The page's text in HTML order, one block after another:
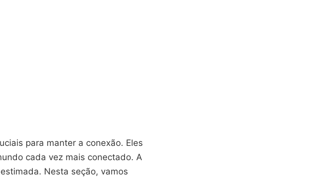
para manter a conexão. Eles
cada vez mais conectado. A
Nesta seção, vamos